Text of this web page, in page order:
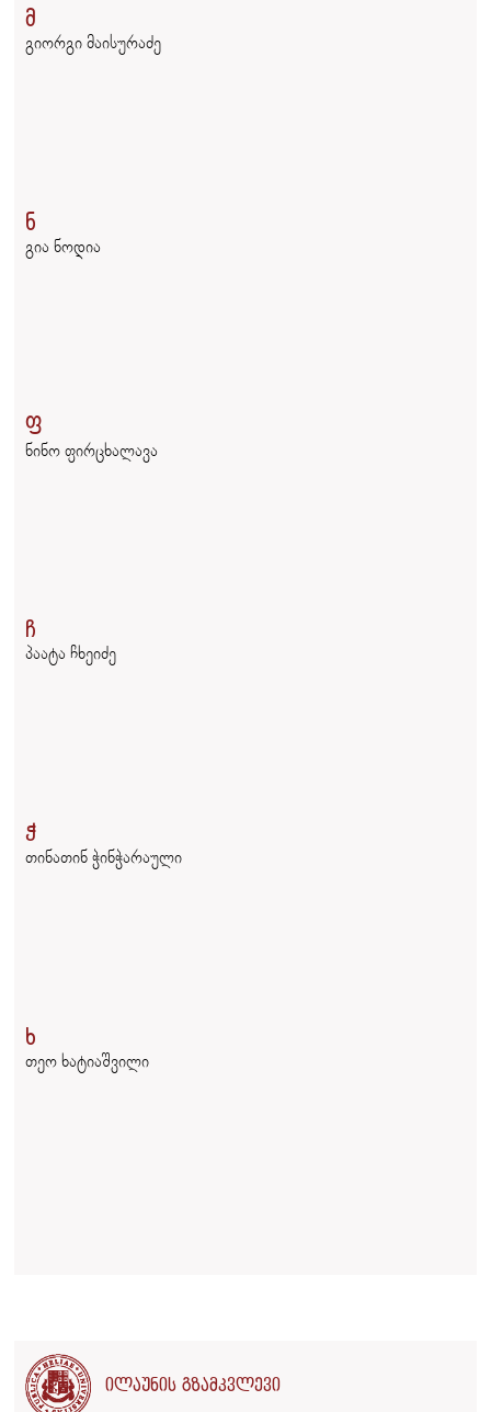
მ
გიორგი მაისურაძე
ნ
გია ნოდია
ფ
ნინო ფირცხალავა
ჩ
პაატა ჩხეიძე
ჭ
თინათინ ჭინჭარაული
ხ
თეო ხატიაშვილი
ილაუნის გზამკვლევი